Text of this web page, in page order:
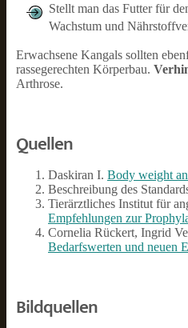
Stellt man das Futter für
Wachstum und
Erwachsene Kangals sollten
rassegerechten Körperbau.
Arthrose.
Quellen
Daskiran I. Body weight
Beschreibung des
Tierärztliches Institut für
Empfehlungen zur
Cornelia Rückert, Ingrid
Bedarfswerten und neuen
Bildquellen